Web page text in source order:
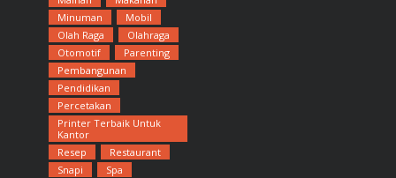
Minuman
Mobil
Olah Raga
Olahraga
Otomotif
Parenting
Pembangunan
Pendidikan
Percetakan
Printer Terbaik Untuk
Kantor
Resep
Restaurant
Snapi
Spa